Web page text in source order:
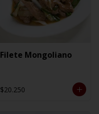
Filete Mongoliano
$20.250